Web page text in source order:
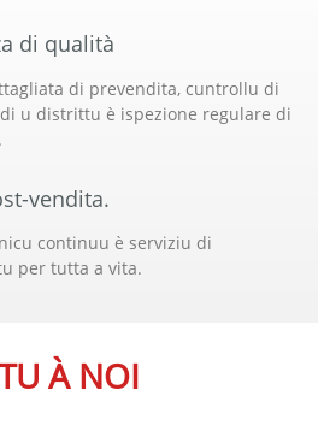
di qualità
di prevendita, cuntrollu di
u distrittu è ispezione regulare di
vendita.
continuu è serviziu di
per tutta a vita.
À NOI